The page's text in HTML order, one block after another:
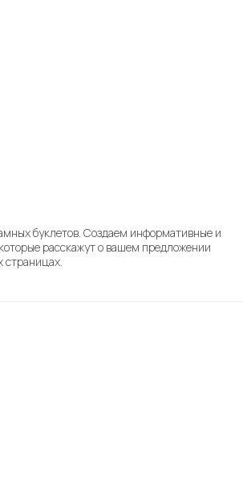
буклетов. Создаем информативные и
расскажут о вашем предложении
страницах.